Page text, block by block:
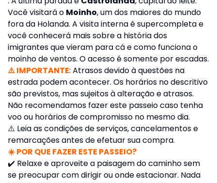
Você visitará o Moinho, um dos maiores do mundo
fora da Holanda. A visita interna é supercompleta e
você conhecerá mais sobre a história dos
imigrantes que vieram para cá e como funciona o
moinho de ventos. O acesso é somente por escadas.
⚠️ IMPORTANTE: Atrasos devido à questões na
estrada podem acontecer. Os horários no descritivo
são previstos, mas sujeitos à alteração e atrasos.
Não recomendamos fazer este passeio caso tenha
voo ou horários de compromisso no mesmo dia.
⚠️ Leia as condições de serviços, cancelamentos e
remarcações antes de efetuar sua compra.
☀️ POR QUE FAZER ESTE PASSEIO?
✔️ Relaxe e aproveite a paisagem do caminho sem
se preocupar com dirigir ou onde estacionar. Nada